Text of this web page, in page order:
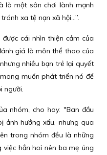
là một sân chơi lành mạnh
xa tệ nạn xã hội…”.
cái nhìn thiện cảm của
giá là môn thể thao của
nhiều bạn trẻ lại quyết
muốn phát triển nó để
người.
nhóm, cho hay: "Ban đầu
ảnh hưởng xấu, nhưng qua
trong nhóm đều là những
hẳn hoi nên ba mẹ ủng